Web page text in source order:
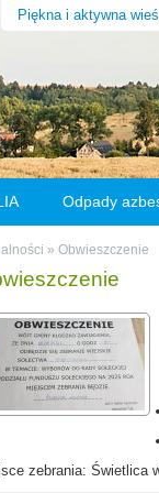
Piękna i aktywna
Odpady
Odnowa wsi
» Obwieszczenie
zebrania: Świetlica